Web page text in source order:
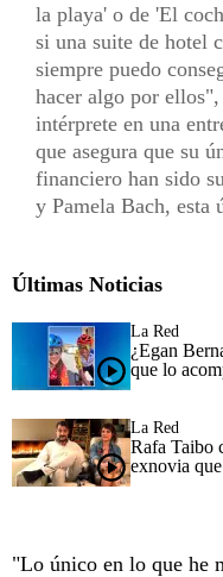
la playa' o de 'El
si una suite de hotel
siempre puedo
hacer algo por
intérprete en una
que asegura que su
financiero han sido
y Pamela Bach, esta
Últimas Noticias
La Red
¿Egan
que lo
La Red
Rafa Taibo
exnovia
"Lo único en lo que he